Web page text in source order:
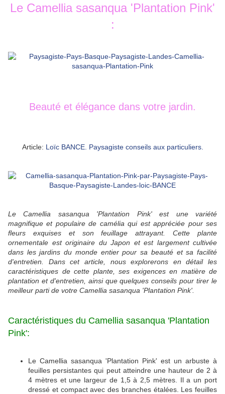
Le Camellia sasanqua 'Plantation Pink'
:
Beauté et élégance dans votre jardin.
Article: Loïc BANCE. Paysagiste conseils aux particuliers.
Le Camellia sasanqua 'Plantation Pink' est une variété
magnifique et populaire de camélia qui est appréciée pour ses
fleurs exquises et son feuillage attrayant.Cette plante
ornementale est originaire du Japon et est largement cultivée
dans les jardins du monde entier pour sa beauté et sa facilité
d'entretien. Dans cet article, nous explorerons en détail les
caractéristiques de cette plante, ses exigences en matière de
plantation et d'entretien, ainsi que quelques conseils pour tirer le
meilleur parti de votre Camellia sasanqua 'Plantation Pink'.
Caractéristiques du Camellia sasanqua 'Plantation
Pink':
Le Camellia sasanqua 'Plantation Pink' est un arbuste à
feuilles persistantes qui peut atteindre une hauteur de 2 à
4 mètres et une largeur de 1,5 à 2,5 mètres. Il a un port
dressé et compact avec des branches étalées. Les feuilles